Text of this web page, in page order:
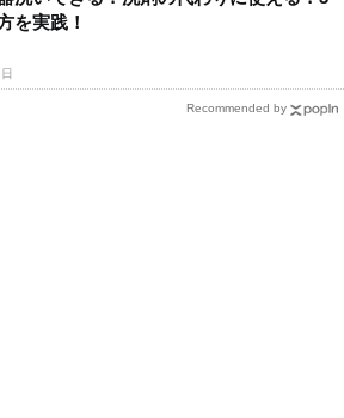
を実践！
Recommended by